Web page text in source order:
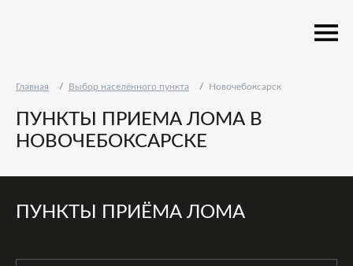
Главная Выбор населённого пункта Новочебоксарск
ПУНКТЫ ПРИЕМА ЛОМА В
НОВОЧЕБОКСАРСКЕ
ПУНКТЫ ПРИЁМА ЛОМА